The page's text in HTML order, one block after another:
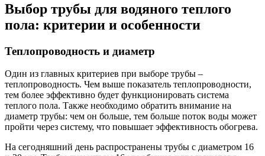
Выбор трубы для водяного теплого
пола: критерии и особенности
Теплопроводность и диаметр
Один из главных критериев при выборе трубы –
теплопроводность. Чем выше показатель теплопроводности,
тем более эффективно будет функционировать система
теплого пола. Также необходимо обратить внимание на
диаметр трубы: чем он больше, тем больше поток воды может
пройти через систему, что повышает эффективность обогрева.
На сегодняшний день распространены трубы с диаметром 16